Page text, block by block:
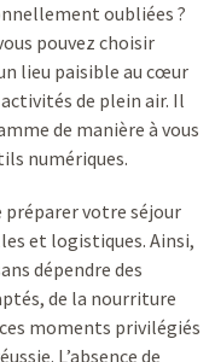
oubliées ?
pouvez choisir
lieu paisible au cœur
activités de plein air. Il
de manière à vous
numériques.
préparer votre séjour
et logistiques. Ainsi,
dépendre des
de la nourriture
moments privilégiés
L’absence de